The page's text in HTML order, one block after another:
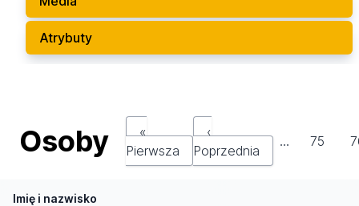
Atrybuty
Osoby
«
Pierwsza
‹
Poprzednia
… 75
Imię i nazwisko